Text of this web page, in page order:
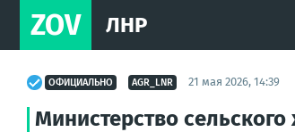
ZOV ЛНР
ОФИЦИАЛЬНО AGR_LNR 21 мая 2026, 14:39
Министерство